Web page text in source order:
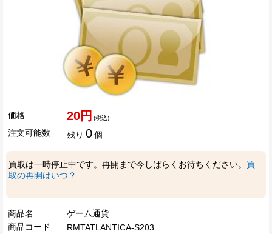
価格 20円 (税込)
注文可能数 残り 0個
買取は一時停止中です。再開まで今しばらくお待ちください。 買
取の再開はいつ？
商品名
ゲーム通貨
商品コード
RMTATLANTICA-S203